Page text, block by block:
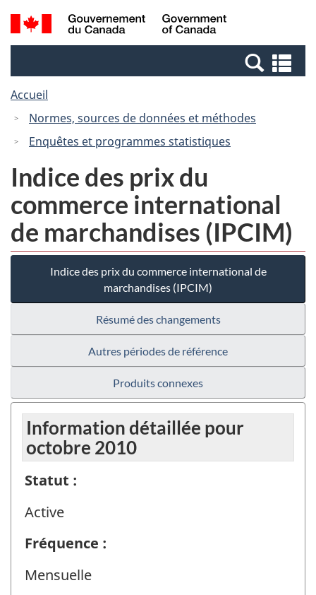
Passer
au
Passer
à
Canada
Recherche
et
et
Accueil
Normes, sources de données et méthodes
Enquêtes et programmes statistiques
Indice des prix du
commerce international
de marchandises (IPCIM)
Indice des prix du commerce international de
marchandises (IPCIM)
Résumé des changements
Autres périodes de référence
Produits connexes
Information détaillée pour
octobre 2010
Statut :
Active
Fréquence :
Mensuelle